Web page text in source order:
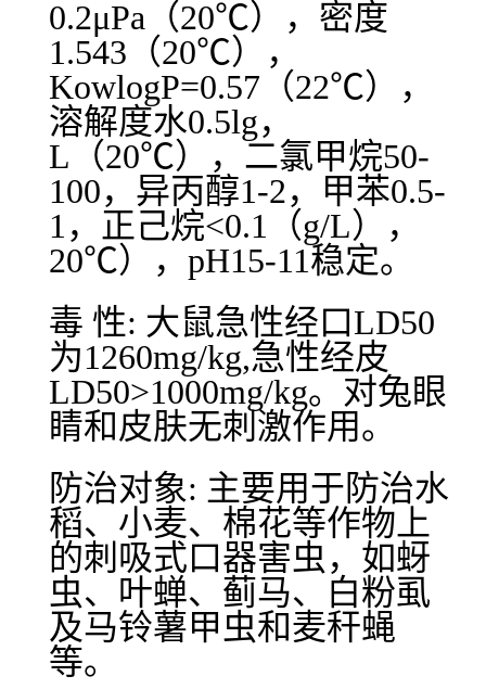
0.2μPa（20℃），密度
1.543（20℃），
KowlogP=0.57（22℃），
溶解度水0.5lg，
L（20℃），二氯甲烷50-
100，异丙醇1-2，甲苯0.5-
1，正己烷<0.1（g/L），
20℃），pH15-11稳定。
毒 性: 大鼠急性经口LD50
为1260mg/kg,急性经皮
LD50>1000mg/kg。对兔眼
睛和皮肤无刺激作用。
防治对象: 主要用于防治水
稻、小麦、棉花等作物上
的刺吸式口器害虫，如蚜
虫、叶蝉、蓟马、白粉虱
及马铃薯甲虫和麦秆蝇
等。